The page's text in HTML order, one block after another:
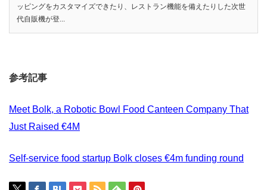
ッピングをカスタマイズできたり、レストラン機能を備えたりした次世
代自販機が登...
参考記事
Meet Bolk, a Robotic Bowl Food Canteen Company That
Just Raised €4M
Self-service food startup Bolk closes €4m funding round